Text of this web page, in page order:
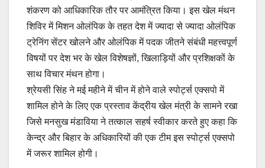
शंकरण को आधिकारिक तौर पर आमंत्रित किया। इस खेल मंथन
शिविर में मिशन ओलंपिक के तहत देश में ज्यादा से ज्यादा ओलंपिक
ट्रेनिंग सेंटर खोलने और ओलंपिक में पदक जीतने संबंधी महत्त्वपूर्ण
विषयों पर देश भर के खेल विशेषज्ञों, खिलाड़ियों और प्रशिक्षकों के
साथ विचार मंथन होगा।
श्रेयसी सिंह ने मई महीने में चीन में होने वाले स्पोर्ट्स एक्सपो में
शामिल होने के लिए एक प्रस्ताव केंद्रीय खेल मंत्री के सामने रखा
जिसे मनसुख मंडाविया ने तत्काल सहर्ष स्वीकार करते हुए कहा कि
केन्द्र और बिहार के अधिकारियों की एक टीम इस स्पोर्ट्स एक्सपो
में जरूर शामिल होगी।